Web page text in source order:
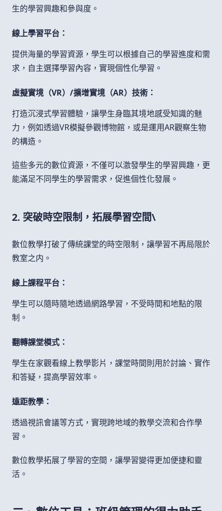
生的學習興趣和參與度。
線上學習平台：
提供海量的學習資源，學生可以根據自己的學習進度和需
求，自主選擇學習內容，實現個性化學習。
虛擬實境（VR）/擴增實境（AR）技術：
打造沉浸式學習體驗，讓學生身臨其境地感受知識的魅
力，例如透過VR模擬參觀博物館，或是運用AR觀察生物
的構造。
這些多元的數位資源，不僅可以激發學生的學習興趣，更
能滿足不同學生的學習需求，促進個性化發展。
2. 突破時空限制，拓展學習空間\
數位教學打破了傳統課堂的時空限制，讓學習不再局限於
教室之内。
線上課程平台：
學生可以隨時隨地透過網路學習，不受時間和地點的限
制。
翻轉課堂模式：
學生在家觀看線上教學影片，課堂時間則用於討論、實作
和答疑，提高學習效率。
遠距教學：
透過視訊會議等方式，實現跨地域的教學交流和合作學
習。
數位教學拓展了學習的空間，讓學習變得更加便捷和靈
活。